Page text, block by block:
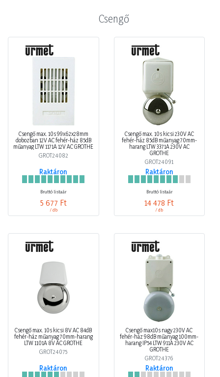
Csengő
Csengő max. 10s 99x62x28mm
dobozban 12V AC fehér-ház 85dB
műanyag LTW 1171A 12V AC GROTHE
GROT24082
Raktáron
Bruttó listaár
5 677 Ft
/ db
Csengő max. 10s kicsi 230V AC
fehér-ház 85dB műanyag 70mm-
harang LTW 3371A 230V AC
GROTHE
GROT24091
Raktáron
Bruttó listaár
14 478 Ft
/ db
Csengő max. 10s kicsi 8V AC 84dB
fehér-ház műanyag 70mm-harang
LTW 1101A 8V AC GROTHE
GROT24075
Raktáron
Csengő max10s nagy 230V AC
fehér-ház 98dB műanyag 100mm-
harang IP54 LTW 911A 230V AC
GROTHE
GROT24376
Raktáron